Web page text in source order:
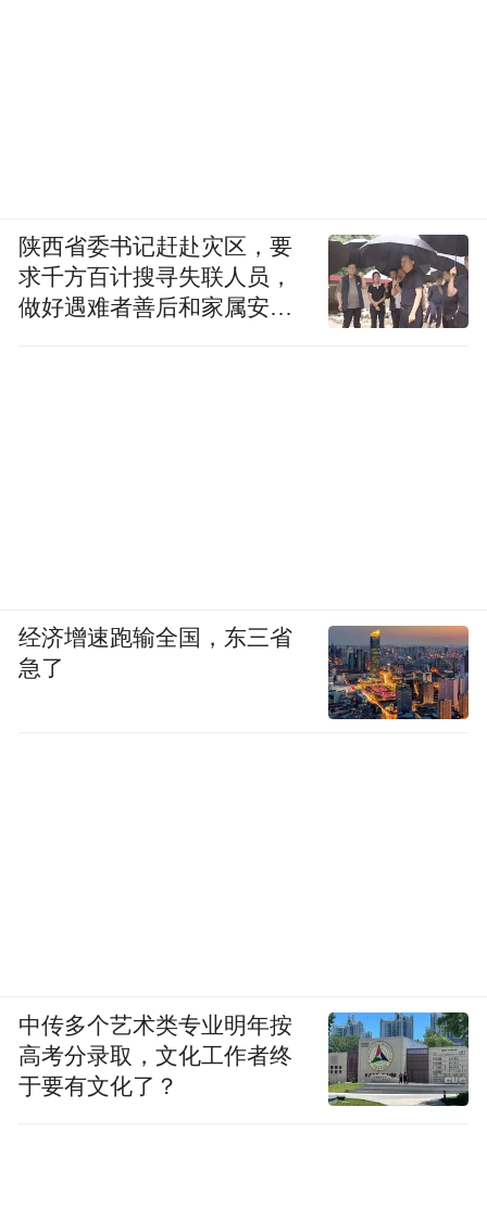
布，本平台仅提供信息存储空间服务。
Notice: The content above (including the videos,
pictures and audios if any) is uploaded and posted
by the user of Dafeng Hao, which is a social media
platform and merely provides information storage
陕西省委书记赶赴灾区，要
求千方百计搜寻失联人员，
做好遇难者善后和家属安抚
经济增速跑输全国，东三省
急了
中传多个艺术类专业明年按
高考分录取，文化工作者终
于要有文化了？